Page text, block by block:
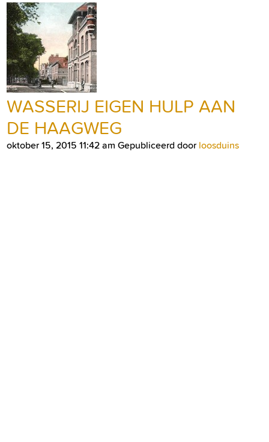
WASSERIJ EIGEN HULP AAN
DE HAAGWEG
oktober 15, 2015 11:42 am Gepubliceerd door loosduins